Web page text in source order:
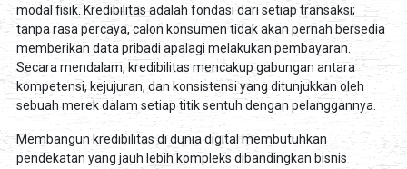
modal fisik. Kredibilitas adalah fondasi dari setiap transaksi;
tanpa rasa percaya, calon konsumen tidak akan pernah bersedia
memberikan data pribadi apalagi melakukan pembayaran.
Secara mendalam, kredibilitas mencakup gabungan antara
kompetensi, kejujuran, dan konsistensi yang ditunjukkan oleh
sebuah merek dalam setiap titik sentuh dengan pelanggannya.
Membangun kredibilitas di dunia digital membutuhkan
pendekatan yang jauh lebih kompleks dibandingkan bisnis